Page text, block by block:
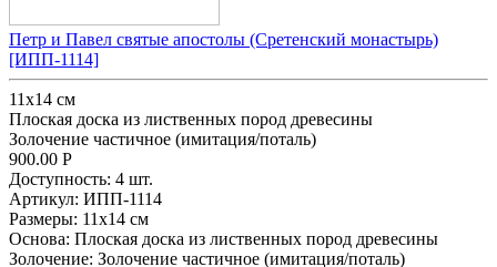
Петр и Павел святые апостолы (Сретенский монастырь)
[ИПП-1114]
11х14 см
Плоская доска из лиственных пород древесины
Золочение частичное (имитация/поталь)
900.00 Р
Доступность: 4 шт.
Артикул: ИПП-1114
Размеры: 11х14 см
Основа: Плоская доска из лиственных пород древесины
Золочение: Золочение частичное (имитация/поталь)